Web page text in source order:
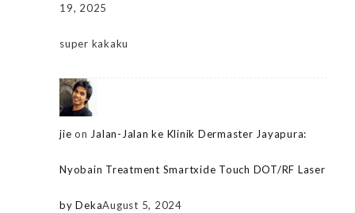
19, 2025
super kakaku
jie on Jalan-Jalan ke Klinik Dermaster Jayapura:
Nyobain Treatment Smartxide Touch DOT/RF Laser
by DekaAugust 5, 2024